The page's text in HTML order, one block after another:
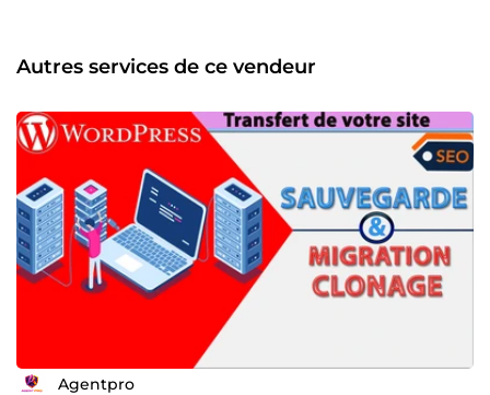
Autres services de ce vendeur
Agentpro